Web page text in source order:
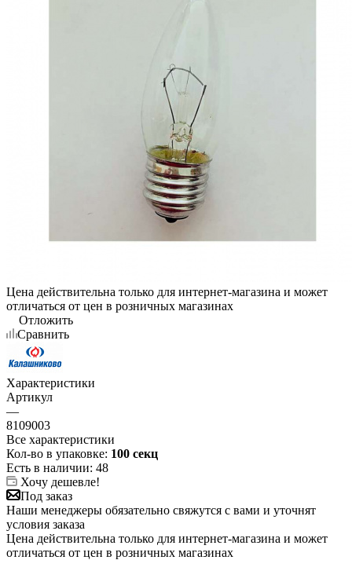
Цена действительна только для интернет-магазина и может
отличаться от цен в розничных магазинах
Отложить
Сравнить
Характеристики
Артикул
—
8109003
Все характеристики
Кол-во в упаковке: 100 секц
Есть в наличии: 48
Хочу дешевле!
Под заказ
Наши менеджеры обязательно свяжутся с вами и уточнят
условия заказа
Цена действительна только для интернет-магазина и может
отличаться от цен в розничных магазинах